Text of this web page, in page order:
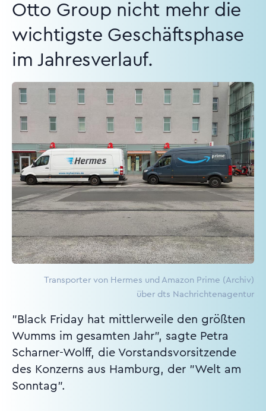
Otto Group nicht mehr die
wichtigste Geschäftsphase
im Jahresverlauf.
Transporter von Hermes und Amazon Prime (Archiv)
über dts Nachrichtenagentur
"Black Friday hat mittlerweile den größten
Wumms im gesamten Jahr", sagte Petra
Scharner-Wolff, die Vorstandsvorsitzende
des Konzerns aus Hamburg, der "Welt am
Sonntag".